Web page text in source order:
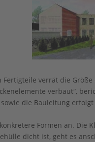
verrät die
verbaut“,
die Bauleitung
Formen an.
dicht ist, geht es